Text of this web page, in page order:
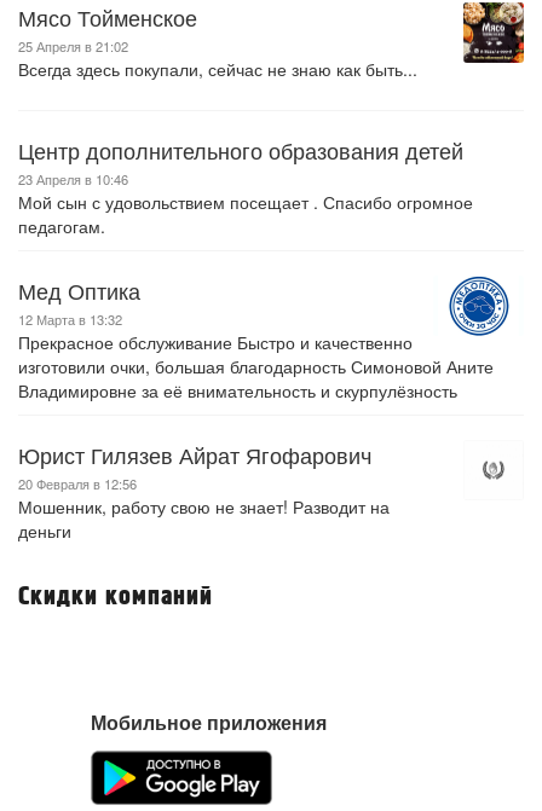
Мясо Тойменское
25 Апреля в 21:02
Всегда здесь покупали, сейчас не знаю как быть...
Центр дополнительного образования детей
23 Апреля в 10:46
Мой сын с удовольствием посещает . Спасибо огромное
педагогам.
Мед Оптика
12 Марта в 13:32
Прекрасное обслуживание Быстро и качественно
изготовили очки, большая благодарность Симоновой Аните
Владимировне за её внимательность и скурпулёзность
Юрист Гилязев Айрат Ягофарович
20 Февраля в 12:56
Мошенник, работу свою не знает! Разводит на
деньги
Скидки компаний
Мобильное приложения